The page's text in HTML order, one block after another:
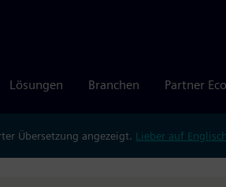
Lösungen Branchen Partner
Übersetzung angezeigt. Lieber auf